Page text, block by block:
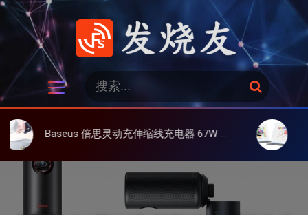
跳
发烧友
：
搜
索
Baseus 倍思灵动充伸缩线充电器 67W 3C，超耐用可伸缩线、氮化镓、3C多设备同时充 大上 Paperlike